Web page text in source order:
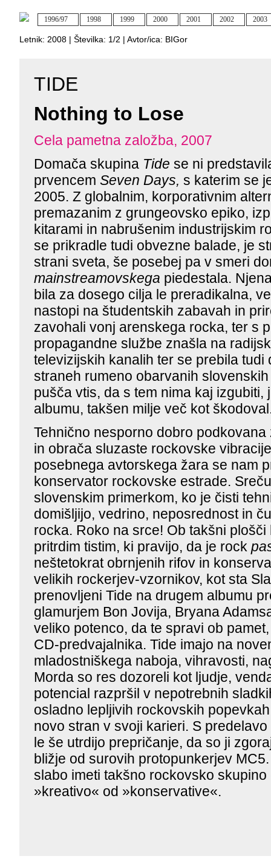
1996/97 1998 1999 2000 2001 2002 2003
Letnik: 2008 | Številka: 1/2 | Avtor/ica: BIGor
TIDE
Nothing to Lose
Cela pametna založba, 2007
Domača skupina Tide se ni
prvencem Seven Days, s katerim se
2005. Z globalnim, korporativnim
premazanim z grungeovsko epiko,
kitarami in nabrušenim industrijskim
se prikradle tudi obvezne balade, je
strani sveta, še posebej pa v smeri
mainstreamovskega piedestala.
bila za dosego cilja le preradikalna,
nastopi na študentskih zabavah in
zavohali vonj arenskega rocka, ter s
propagandne službe znašla na
televizijskih kanalih ter se prebila tudi
straneh rumeno obarvanih
pušča vtis, da s tem nima kaj izgubiti,
albumu, takšen milje več kot
Tehnično nesporno dobro
in obrača sluzaste rockovske
posebnega avtorskega žara se nam
konservator rockovske estrade.
slovenskim primerkom, ko je čisti
domišljijo, vedrino, neposrednost in
rocka. Roko na srce! Ob takšni
pritrdim tistim, ki pravijo, da je rock
neštetokrat obrnjenih rifov in
velikih rockerjev-vzornikov, kot sta
prenovljeni Tide na drugem albumu
glamurjem Bon Jovija, Bryana
veliko potenco, da te spravi ob
CD-predvajalnika. Tide imajo na
mladostniškega naboja, vihravosti,
Morda so res dozoreli kot ljudje,
potencial razpršil v nepotrebnih
osladno lepljivih rockovskih
novo stran v svoji karieri. S predelavo
le še utrdijo prepričanje, da so ji
bližje od surovih protopunkerjev
slabo imeti takšno rockovsko
»kreativo« od »konservative«.